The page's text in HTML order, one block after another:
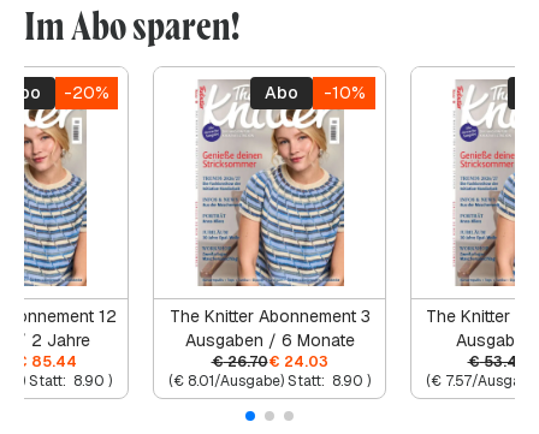
Im Abo sparen!
Abo -20%
12
/ 2 Jahre
€ 85.44
Statt: 8.90 )
Abo -10%
The Knitter Abonnement 3
Ausgaben / 6 Monate
€26.70€ 24.03
(€ 8.01/Ausgabe) Statt: 8.90 )
The Knitter
€53.40
(€ 7.57/